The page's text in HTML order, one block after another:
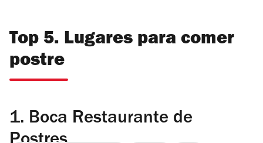
Top 5. Lugares para comer
postre
1. Boca Restaurante de